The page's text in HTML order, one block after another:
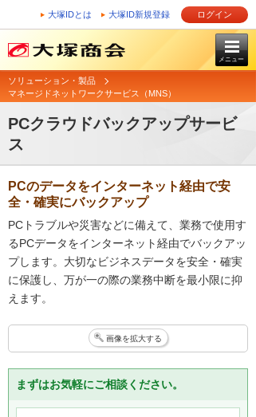
大塚IDとは 大塚ID新規登録 ログイン
メニュー
ソリューション・製品
マネージドネットワークサービス（MNS）
PCクラウドバックアップサービ
ス
PCのデータをインターネット経由で安
全・確実にバックアップ
PCトラブルや災害などに備えて、業務で使用す
るPCデータをインターネット経由でバックアッ
プします。大切なビジネスデータを安全・確実
に保護し、万が一の際の業務中断を最小限に抑
えます。
画像を拡大する
まずはお気軽にご相談ください。